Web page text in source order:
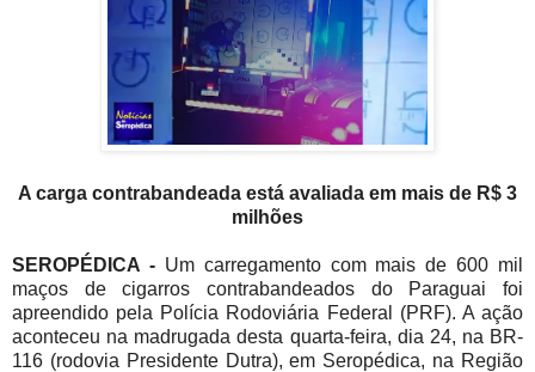
A carga contrabandeada está avaliada em mais de R$ 3
milhões
SEROPÉDICA -Um carregamento com mais de 600 mil
maços de cigarros contrabandeados do Paraguai foi
apreendido pela Polícia Rodoviária Federal (PRF). A ação
aconteceu na madrugada desta quarta-feira, dia 24, na BR-
116 (rodovia Presidente Dutra), em Seropédica, na Região